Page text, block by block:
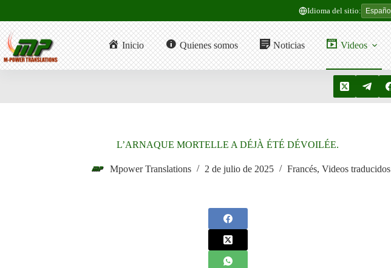
contenido
Idioma del sitio:
Inicio Quienes somos Noticias Videos
L’ARNAQUE MORTELLE A DÉJÀ ÉTÉ DÉVOILÉE.
Mpower Translations 2 de julio de 2025 Francés, Videos traducidos